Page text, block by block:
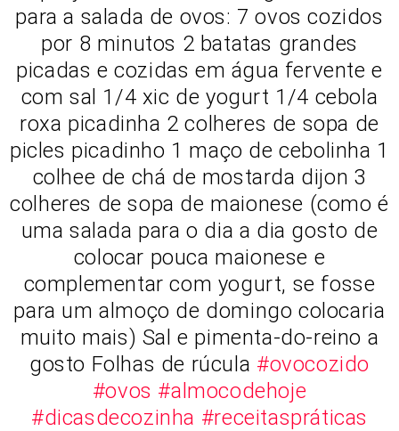
para a salada de ovos: 7 ovos cozidos
por 8 minutos 2 batatas grandes
picadas e cozidas em água fervente e
com sal 1/4 xic de yogurt 1/4 cebola
roxa picadinha 2 colheres de sopa de
picles picadinho 1 maço de cebolinha 1
colhee de chá de mostarda dijon 3
colheres de sopa de maionese (como é
uma salada para o dia a dia gosto de
colocar pouca maionese e
complementar com yogurt, se fosse
para um almoço de domingo colocaria
muito mais) Sal e pimenta-do-reino a
gosto Folhas de rúcula #ovocozido
#ovos #almocodehoje
#dicasdecozinha #receitaspráticas